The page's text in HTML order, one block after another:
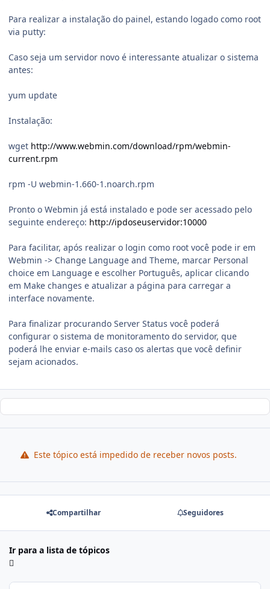
Para realizar a instalação do painel, estando logado como root
via putty:
Caso seja um servidor novo é interessante atualizar o sistema
antes:
yum update
Instalação:
wget http://www.webmin.com/download/rpm/webmin-
current.rpm
rpm -U webmin-1.660-1.noarch.rpm
Pronto o Webmin já está instalado e pode ser acessado pelo
seguinte endereço: http://ipdoseuservidor:10000
Para facilitar, após realizar o login como root você pode ir em
Webmin -> Change Language and Theme, marcar Personal
choice em Language e escolher Português, aplicar clicando
em Make changes e atualizar a página para carregar a
interface novamente.
Para finalizar procurando Server Status você poderá
configurar o sistema de monitoramento do servidor, que
poderá lhe enviar e-mails caso os alertas que você definir
sejam acionados.
Este tópico está impedido de receber novos posts.
Compartilhar Seguidores
Ir para a lista de tópicos